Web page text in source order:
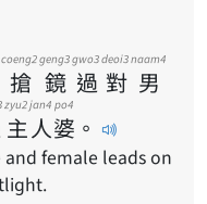
搶
coeng2
鏡
geng3
過
gwo3
對
deoi3
男
naam4
主
zyu2
人
jan4
婆
po4
。
female leads on